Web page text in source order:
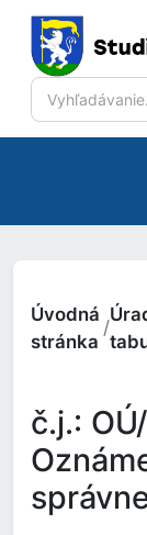
Úvodná
stránka
/
č.j.: